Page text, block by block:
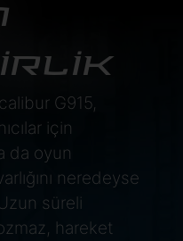
G915,
için
da oyun
neredeyse
süreli
hareket